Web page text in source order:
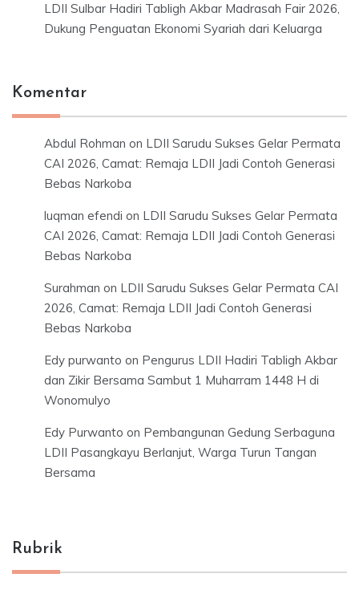
LDII Sulbar Hadiri Tabligh Akbar Madrasah Fair 2026,
Dukung Penguatan Ekonomi Syariah dari Keluarga
Komentar
Abdul Rohman on LDII Sarudu Sukses Gelar Permata
CAI 2026, Camat: Remaja LDII Jadi Contoh Generasi
Bebas Narkoba
luqman efendi on LDII Sarudu Sukses Gelar Permata
CAI 2026, Camat: Remaja LDII Jadi Contoh Generasi
Bebas Narkoba
Surahman on LDII Sarudu Sukses Gelar Permata CAI
2026, Camat: Remaja LDII Jadi Contoh Generasi
Bebas Narkoba
Edy purwanto on Pengurus LDII Hadiri Tabligh Akbar
dan Zikir Bersama Sambut 1 Muharram 1448 H di
Wonomulyo
Edy Purwanto on Pembangunan Gedung Serbaguna
LDII Pasangkayu Berlanjut, Warga Turun Tangan
Bersama
Rubrik